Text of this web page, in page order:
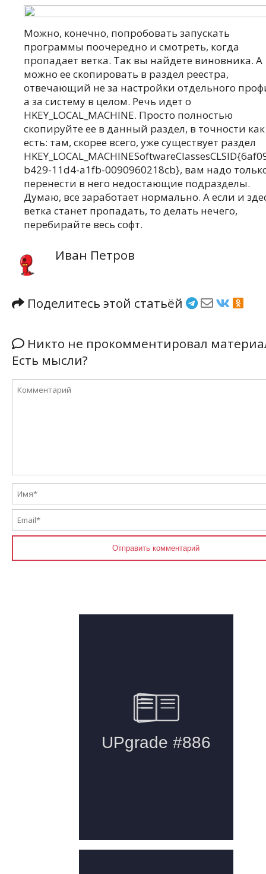
Можно, конечно, попробовать запускать
программы поочередно и смотреть, когда
пропадает ветка. Так вы найдете виновника. А
можно ее скопировать в раздел реестра,
отвечающий не за настройки отдельного
а за систему в целом. Речь идет о
HKEY_LOCAL_MACHINE. Просто полностью
скопируйте ее в данный раздел, в точности
есть: там, скорее всего, уже существует раздел
b429-11d4-a1fb-0090960218cb}, вам надо
перенести в него недостающие подразделы.
Думаю, все заработает нормально. А если и
ветка станет пропадать, то делать нечего,
перебирайте весь софт.
Иван Петров
Поделитесь этой статьёй
Никто не прокомментировал
Есть мысли?